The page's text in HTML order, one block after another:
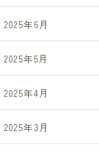
2025年6月
2025年5月
2025年4月
2025年3月